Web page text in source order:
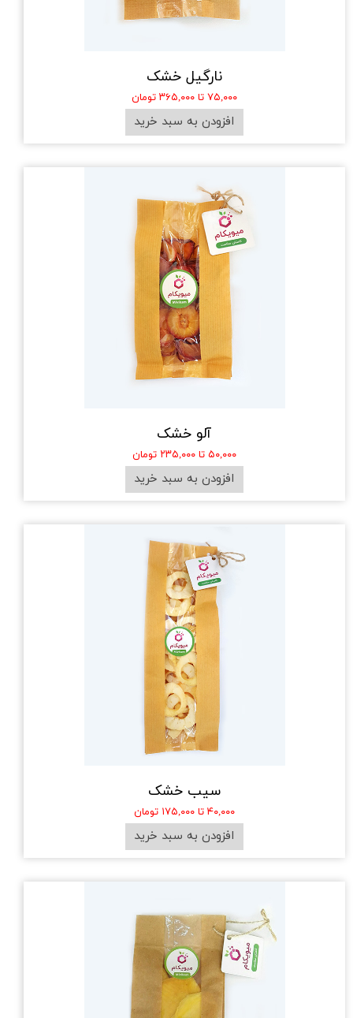
نارگیل خشک
۷۵,۰۰۰ تا ۳۶۵,۰۰۰ تومان
افزودن به سبد خرید
آلو خشک
۵۰,۰۰۰ تا ۲۳۵,۰۰۰ تومان
افزودن به سبد خرید
سیب خشک
۴۰,۰۰۰ تا ۱۷۵,۰۰۰ تومان
افزودن به سبد خرید